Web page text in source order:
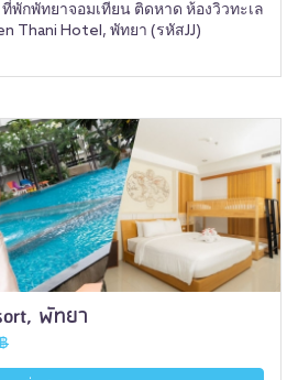
พักพัทยาจอมเทียน ติดหาด ห้องวิวทะเล
Thani Hotel, พัทยา (รหัสJJ)
พัทยา